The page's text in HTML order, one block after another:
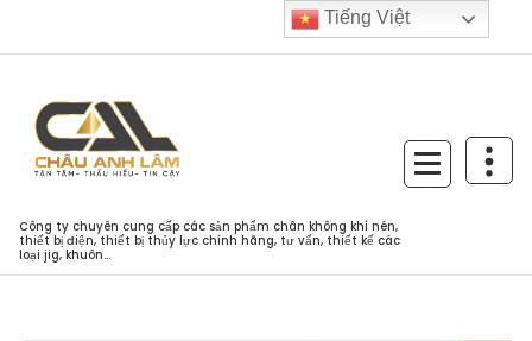
Công ty chuyên cung cấp các sản phẩm chân không khí nén,
thiết bị điện, thiết bị thủy lực chính hãng, tư vấn, thiết kế các
loại jig, khuôn...
Tiếng Việt